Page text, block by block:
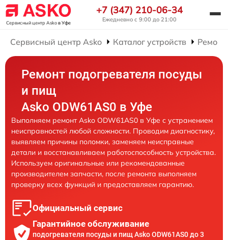
Сервисный центр Askoв Уфе
+7 (347) 210-06-34
Ежедневно с 9:00 до 21:00
Сервисный центр Asko Каталог устройств
Ремонт подогревателя посуды
и пищ
Asko ODW61AS0 в Уфе
Выполняем ремонт Asko ODW61AS0 в Уфе с устранением
неисправностей любой сложности. Проводим диагностику,
выявляем причины поломки, заменяем неисправные
детали и восстанавливаем работоспособность устройства.
Используем оригинальные или рекомендованные
производителем запчасти, после ремонта выполняем
проверку всех функций и предоставляем гарантию.
Официальный сервис
Гарантийное обслуживание
подогревателя посуды и пищ Asko ODW61AS0 до 3